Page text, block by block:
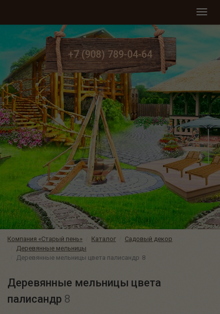
Меню
+7 (908) 789-04-64
Компания «Старый пень» Каталог
Садовый декор
Деревянные мельницы
Деревянные мельницы цвета палисандр 8
Деревянные мельницы цвета
палисандр 8